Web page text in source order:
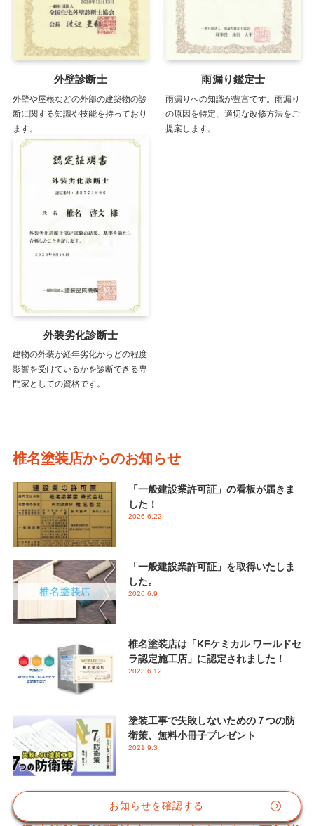
外壁診断士
外壁や屋根などの外部の建築物の診
断に関する知識や技能を持っており
ます。
雨漏り鑑定士
雨漏りへの知識が豊富です。雨漏り
の原因を特定、適切な改修方法をご
提案します。
外装劣化診断士
建物の外装が経年劣化からどの程度
影響を受けているかを診断できる専
門家としての資格です。
椎名塗装店からのお知らせ
「一般建設業許可証」の看板が届きま
した！
2026.6.22
「一般建設業許可証」を取得いたしま
した。
2026.6.9
椎名塗装店は「KFケミカル ワールドセ
ラ認定施工店」に認定されました！
2023.6.12
塗装工事で失敗しないための７つの防
衛策、無料小冊子プレゼント
2021.9.3
お知らせを確認する